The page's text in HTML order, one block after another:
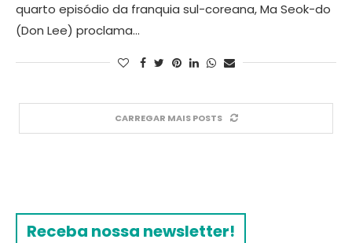
quarto episódio da franquia sul-coreana, Ma Seok-do
(Don Lee) proclama…
CARREGAR MAIS POSTS
Receba nossa newsletter!